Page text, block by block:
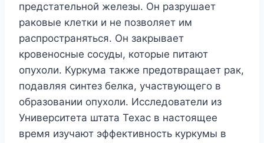
предстательной железы. Он разрушает
раковые клетки и не позволяет им
распространяться. Он закрывает
кровеносные сосуды, которые питают
опухоли. Куркума также предотвращает рак,
подавляя синтез белка, участвующего в
образовании опухоли. Исследователи из
Университета штата Техас в настоящее
время изучают эффективность куркумы в